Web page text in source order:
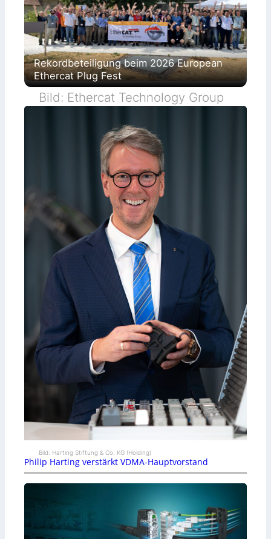
Rekordbeteiligung beim 2026 European
Ethercat Plug Fest
Bild: Ethercat Technology Group
Bild: Harting Stiftung & Co. KG (Holding)
Philip Harting verstärkt VDMA-Hauptvorstand